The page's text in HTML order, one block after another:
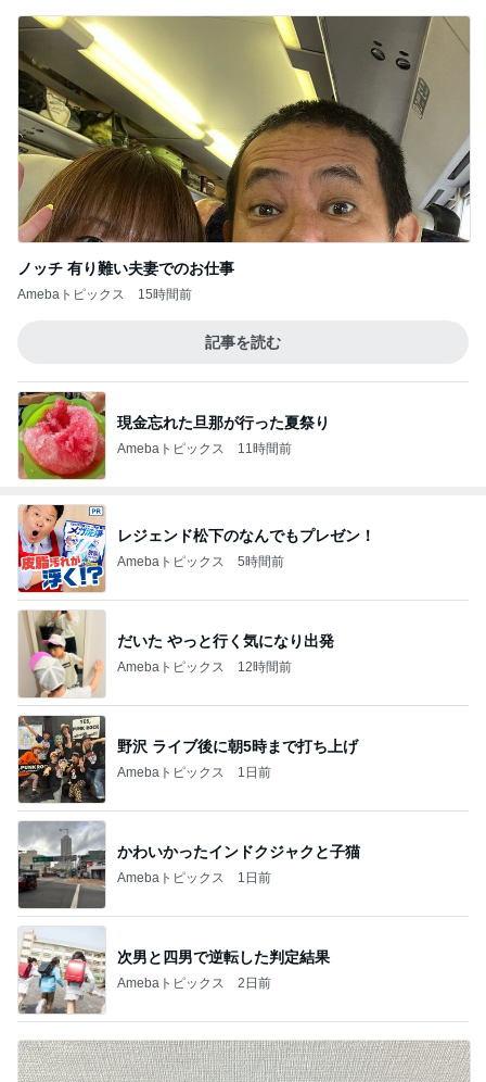
ノッチ 有り難い夫妻でのお仕事
Amebaトピックス 15時間前
記事を読む
現金忘れた旦那が行った夏祭り
Amebaトピックス 11時間前
レジェンド松下のなんでもプレゼン！
Amebaトピックス 5時間前
だいた やっと行く気になり出発
Amebaトピックス 12時間前
野沢 ライブ後に朝5時まで打ち上げ
Amebaトピックス 1日前
かわいかったインドクジャクと子猫
Amebaトピックス 1日前
次男と四男で逆転した判定結果
Amebaトピックス 2日前